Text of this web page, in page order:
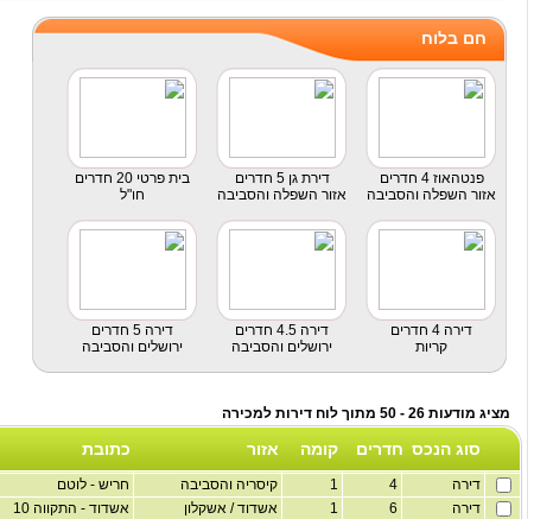
חם בלוח
פנטהאוז 4 חדרים
אזור השפלה והסביבה
דירת גן 5 חדרים
אזור השפלה והסביבה
בית פרטי 20 חדרים
חו"ל
דירה 4 חדרים
קריות
דירה 4.5 חדרים
ירושלים והסביבה
דירה 5 חדרים
ירושלים והסביבה
מציג מודעות 26 - 50 מתוך לוח דירות למכירה
סוג הנכס חדרים קומה אזור כתובת
דירה קיסריה והסביבה חריש - לוטם
דירה
אשדוד / אשקלון אשדוד - התקווה 10